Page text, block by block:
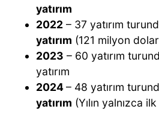
yatırım
2022 – 37 yatırım
yatırım (121 milyon
2023 – 60 yatırım
yatırım
2024– 48 yatırım
yatırım (Yılın yalnızca